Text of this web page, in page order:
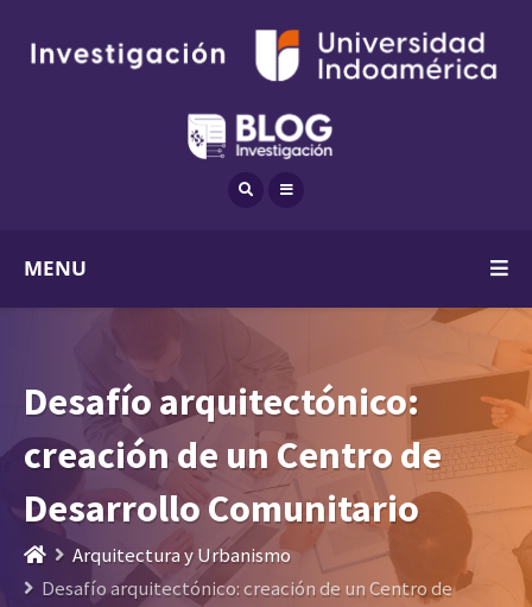
MENU
Desafío arquitectónico:
creación de un Centro de
Desarrollo Comunitario
Arquitectura y Urbanismo
Desafío arquitectónico: creación de un Centro de